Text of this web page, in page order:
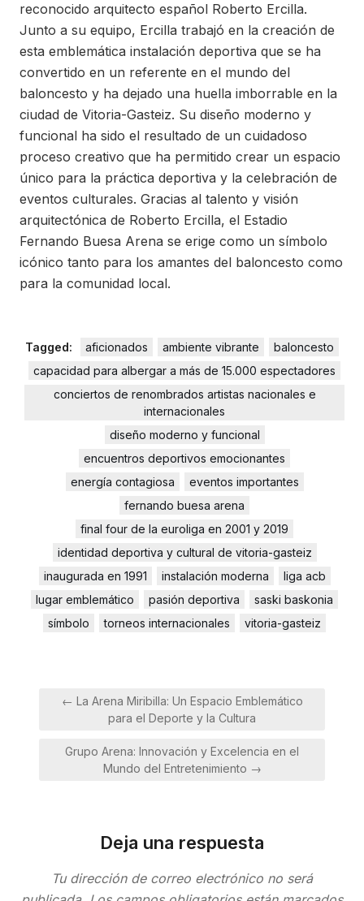
reconocido arquitecto español Roberto Ercilla.
Junto a su equipo, Ercilla trabajó en la creación de
esta emblemática instalación deportiva que se ha
convertido en un referente en el mundo del
baloncesto y ha dejado una huella imborrable en la
ciudad de Vitoria-Gasteiz. Su diseño moderno y
funcional ha sido el resultado de un cuidadoso
proceso creativo que ha permitido crear un espacio
único para la práctica deportiva y la celebración de
eventos culturales. Gracias al talento y visión
arquitectónica de Roberto Ercilla, el Estadio
Fernando Buesa Arena se erige como un símbolo
icónico tanto para los amantes del baloncesto como
para la comunidad local.
Tagged: aficionados ambiente vibrante
baloncesto
capacidad para albergar a más de 15.000 espectadores
conciertos de renombrados artistas nacionales e
internacionales
diseño moderno y funcional
encuentros deportivos emocionantes
energía contagiosa
eventos importantes
fernando buesa arena
final four de la euroliga en 2001 y 2019
identidad deportiva y cultural de vitoria-gasteiz
inaugurada en 1991
instalación moderna
liga acb
lugar emblemático
pasión deportiva
saski baskonia
símbolo
torneos internacionales vitoria-gasteiz
Navegación
← La Arena Miribilla: Un Espacio Emblemático
para el Deporte y la Cultura
Grupo Arena: Innovación y Excelencia en el
Mundo del Entretenimiento →
Deja una respuesta
Tu dirección de correo electrónico no será